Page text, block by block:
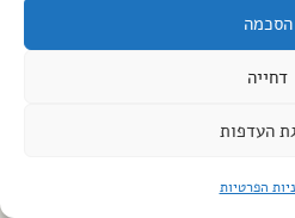
הסכמה
דחייה
העדפות
הפרטיות
נגישות